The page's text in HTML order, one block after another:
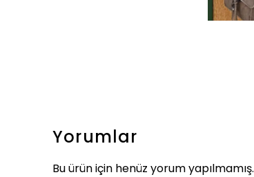
Yorumlar
Bu ürün için henüz yorum yapılmamış.